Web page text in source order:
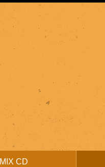
MIX CD